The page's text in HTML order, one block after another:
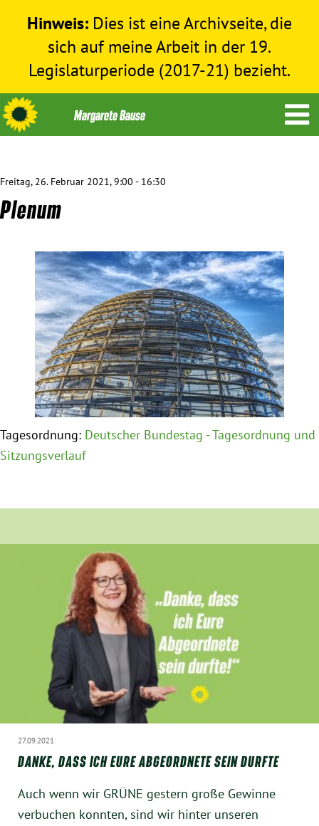
Hinweis: Dies ist eine Archivseite, die
sich auf meine Arbeit in der 19.
Legislaturperiode (2017-21) bezieht.
Themen
Humanitäre Hilfe
Bundestag 2017-2021
Obfrau im Ausschuss für Menschenrechte und
humanitäre Hilfe
Mein Abstimmungsverhalten
Ämter, Funktionen und Einkünfte
Patenschaftsprogramm
München
Zur Person
Presse
Termine
Freitag, 26. Februar 2021, 9:00 - 16:30
Plenum
Tagesordnung: Deutscher Bundestag - Tagesordnung und
Sitzungsverlauf
27.09.2021
DANKE, DASS ICH EURE ABGEORDNETE SEIN DURFTE
Auch wenn wir GRÜNE gestern große Gewinne
verbuchen konnten, sind wir hinter unseren